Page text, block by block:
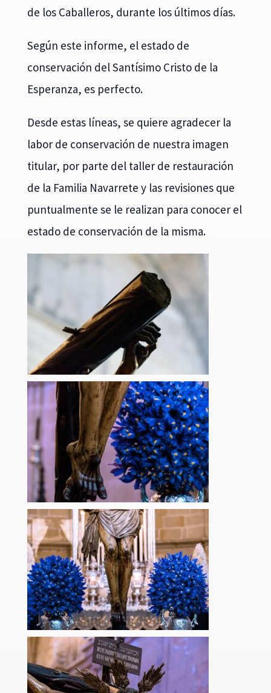
de los Caballeros, durante los últimos días.
Según este informe, el estado de
conservación del Santísimo Cristo de la
Esperanza, es perfecto.
Desde estas líneas, se quiere agradecer la
labor de conservación de nuestra imagen
titular, por parte del taller de restauración
de la Familia Navarrete y las revisiones que
puntualmente se le realizan para conocer el
estado de conservación de la misma.